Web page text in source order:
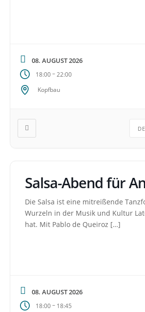
08. AUGUST 2026
18:00–22:00
Kopfbau
Salsa-Abend für
Die Salsa ist eine mitreißende
Wurzeln in der Musik und Kultur
hat. Mit Pablo de Queiroz […]
08. AUGUST 2026
18:00– 18:45